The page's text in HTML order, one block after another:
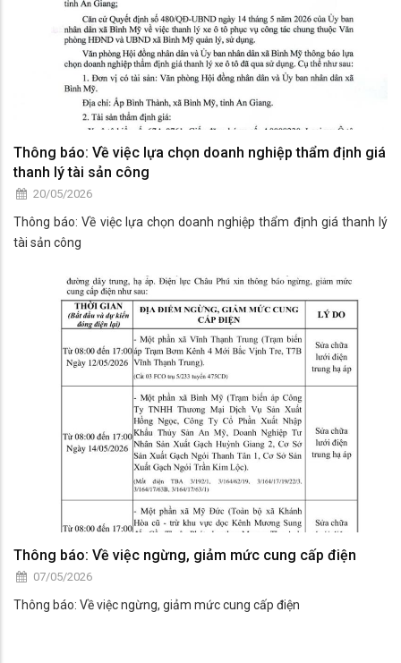
Thông báo: Về việc lựa chọn doanh nghiệp thẩm định giá
thanh lý tài sản công
20/05/2026
Thông báo: Về việc lựa chọn doanh nghiệp thẩm định giá thanh lý
tài sản công
Thông báo: Về việc ngừng, giảm mức cung cấp điện
07/05/2026
Thông báo: Về việc ngừng, giảm mức cung cấp điện